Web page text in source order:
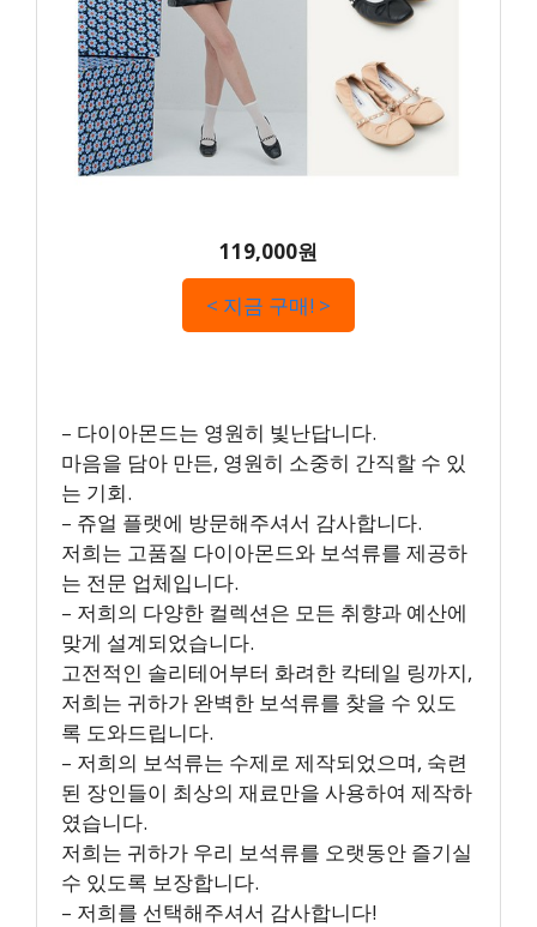
119,000원
< 지금 구매! >
– 다이아몬드는 영원히 빛난답니다.
마음을 담아 만든, 영원히 소중히 간직할 수 있
는 기회.
– 쥬얼 플랫에 방문해주셔서 감사합니다.
저희는 고품질 다이아몬드와 보석류를 제공하
는 전문 업체입니다.
– 저희의 다양한 컬렉션은 모든 취향과 예산에
맞게 설계되었습니다.
고전적인 솔리테어부터 화려한 칵테일 링까지,
저희는 귀하가 완벽한 보석류를 찾을 수 있도
록 도와드립니다.
– 저희의 보석류는 수제로 제작되었으며, 숙련
된 장인들이 최상의 재료만을 사용하여 제작하
였습니다.
저희는 귀하가 우리 보석류를 오랫동안 즐기실
수 있도록 보장합니다.
– 저희를 선택해주셔서 감사합니다!